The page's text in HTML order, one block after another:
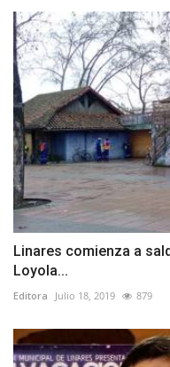
Linares comienza a
Loyola...
Editora Julio 18, 2019 879